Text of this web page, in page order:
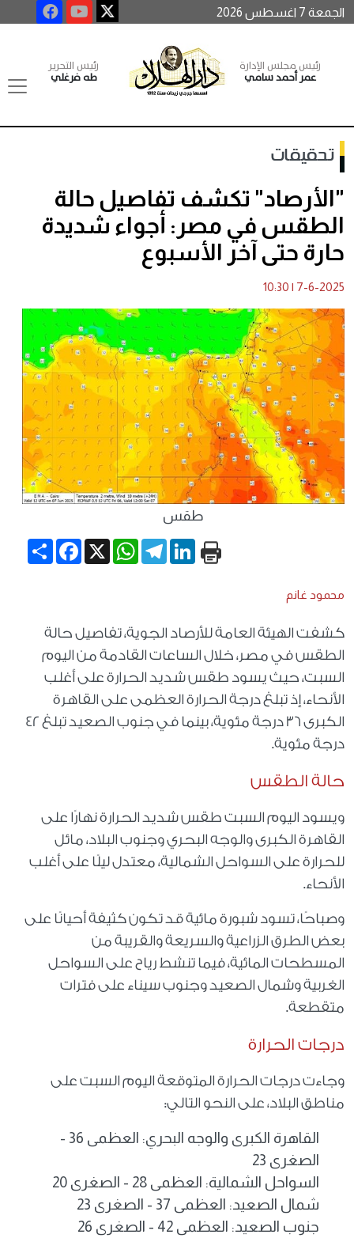
الجمعة 7 اغسطس 2026
رئيس مجلس الإدارة
عمر أحمد سامي
رئيس التحرير
طه فرغلي
تحقيقات
"الأرصاد" تكشف تفاصيل حالة
الطقس في مصر: أجواء شديدة
حارة حتى آخر الأسبوع
7-6-2025
|
10:30
طقس
Share
Facebook X
WhatsApp
TelegramLinkedIn
محمود غانم
كشفت الهيئة العامة للأرصاد الجوية، تفاصيل حالة
الطقس في مصر، خلال الساعات القادمة من اليوم
السبت، حيث يسود طقس شديد الحرارة على أغلب
الأنحاء، إذ تبلغ درجة الحرارة العظمى على القاهرة
الكبرى ٣٦ درجة مئوية، بينما في جنوب الصعيد تبلغ ٤٢
درجة مئوية.
حالة الطقس
ويسود اليوم السبت طقس شديد الحرارة نهارًا على
القاهرة الكبرى والوجه البحري وجنوب البلاد، مائل
للحرارة على السواحل الشمالية، معتدل ليلًا على أغلب
الأنحاء.
وصباحًا، تسود شبورة مائية قد تكون كثيفة أحيانًا على
بعض الطرق الزراعية والسريعة والقريبة من
المسطحات المائية، فيما تنشط رياح على السواحل
الغربية وشمال الصعيد وجنوب سيناء على فترات
متقطعة.
درجات الحرارة
وجاءت درجات الحرارة المتوقعة اليوم السبت على
مناطق البلاد، على النحو التالي:
القاهرة الكبرى والوجه البحري: العظمى 36 -
الصغرى 23
السواحل الشمالية: العظمى 28 - الصغرى 20
شمال الصعيد: العظمى 37 - الصغرى 23
جنوب الصعيد: العظمى 42 - الصغرى 26